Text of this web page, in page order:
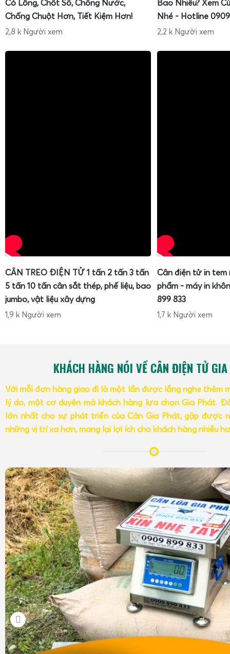
Có Lồng, Chốt Số, Chống Nước,
Chống Chuột Hơn, Tiết Kiệm Hơn!
2,8 k Người xem
Bao Nhiêu? Xem
Nhé - Hotline
2,2 k Người xem
CÂN TREO ĐIỆN TỬ 1 tấn 2 tấn 3 tấn
5 tấn 10 tấn cân sắt thép, phế liệu, bao
jumbo, vật liệu xây dựng
1,9 k Người xem
Cân điện tử in tem
phẩm - máy in
899 833
1,7 k Người xem
KHÁCH HÀNG NÓI VỀ CÂN ĐIỆN TỬ
Với mỗi đơn hàng giao đi là một lần được lắng nghe thêm
lý do, một cơ duyên mà khách hàng lựa chọn Gia Phát.
lớn nhất cho sự phát triển của Cân Gia Phát, gặp được
những vị trí xa hơn, mang lại lợi ích cho khách hàng nhiều